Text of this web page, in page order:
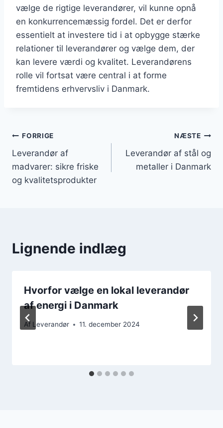
vælge de rigtige leverandører, vil kunne opnå
en konkurrencemæssig fordel. Det er derfor
essentielt at investere tid i at opbygge stærke
relationer til leverandører og vælge dem, der
kan levere værdi og kvalitet. Leverandørens
rolle vil fortsat være central i at forme
fremtidens erhvervsliv i Danmark.
Indlægsnavigation
FORRIGE
Leverandør af
madvarer: sikre friske
og kvalitetsprodukter
NÆSTE
Leverandør af stål og
metaller i Danmark
Lignende indlæg
Hvorfor vælge en lokal leverandør
af energi i Danmark
Af Leverandør 11. december 2024